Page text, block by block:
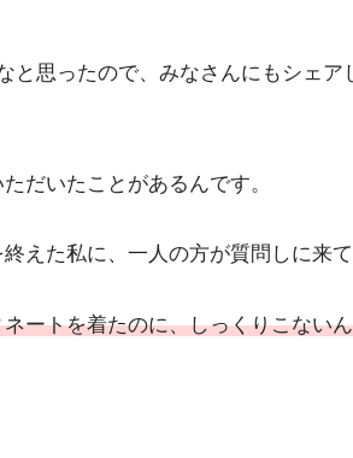
と思ったので、みなさんにもシェア
だいたことがあるんです。
えた私に、一人の方が質問しに来て
ートを着たのに、しっくりこない